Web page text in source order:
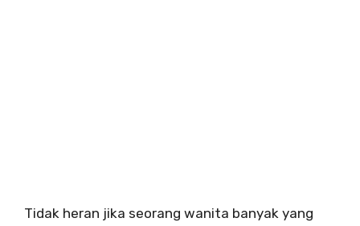
Tidak heran jika seorang wanita banyak yang